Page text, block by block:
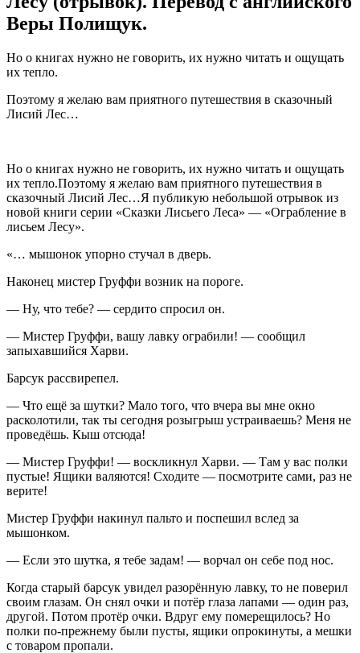
Веры Полищук.
Но о книгах нужно не говорить, их нужно читать и ощущать
их тепло.
Поэтому я желаю вам приятного путешествия в сказочный
Лисий Лес…
Но о книгах нужно не говорить, их нужно читать и ощущать
их тепло.Поэтому я желаю вам приятного путешествия в
сказочный Лисий Лес…Я публикую небольшой отрывок из
новой книги серии «Сказки Лисьего Леса» — «Ограбление в
лисьем Лесу».
«… мышонок упорно стучал в дверь.
Наконец мистер Груффи возник на пороге.
— Ну, что тебе? — сердито спросил он.
— Мистер Груффи, вашу лавку ограбили! — сообщил
запыхавшийся Харви.
Барсук рассвирепел.
— Что ещё за шутки? Мало того, что вчера вы мне окно
расколотили, так ты сегодня розыгрыш устраиваешь? Меня не
проведёшь. Кыш отсюда!
— Мистер Груффи! — воскликнул Харви. — Там у вас полки
пустые! Ящики валяются! Сходите — посмотрите сами, раз не
верите!
Мистер Груффи накинул пальто и поспешил вслед за
мышонком.
— Если это шутка, я тебе задам! — ворчал он себе под нос.
Когда старый барсук увидел разорённую лавку, то не поверил
своим глазам. Он снял очки и потёр глаза лапами — один раз,
другой. Потом протёр очки. Вдруг ему померещилось? Но
полки по-прежнему были пусты, ящики опрокинуты, а мешки
с товаром пропали.